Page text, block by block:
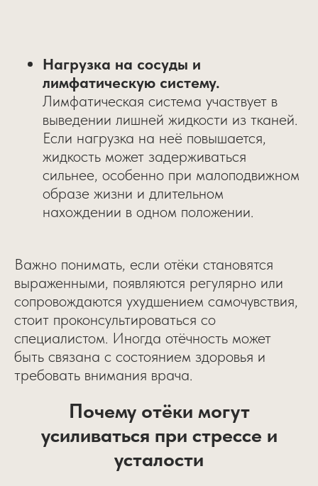
Нагрузка на сосуды и
лимфатическую систему.
Лимфатическая система участвует в
выведении лишней жидкости из тканей.
Если нагрузка на неё повышается,
жидкость может задерживаться
сильнее, особенно при малоподвижном
образе жизни и длительном
нахождении в одном положении.
Важно понимать, если отёки становятся
выраженными, появляются регулярно или
сопровождаются ухудшением самочувствия,
стоит проконсультироваться со
специалистом. Иногда отёчность может
быть связана с состоянием здоровья и
требовать внимания врача.
Почему отёки могут
усиливаться при стрессе и
усталости